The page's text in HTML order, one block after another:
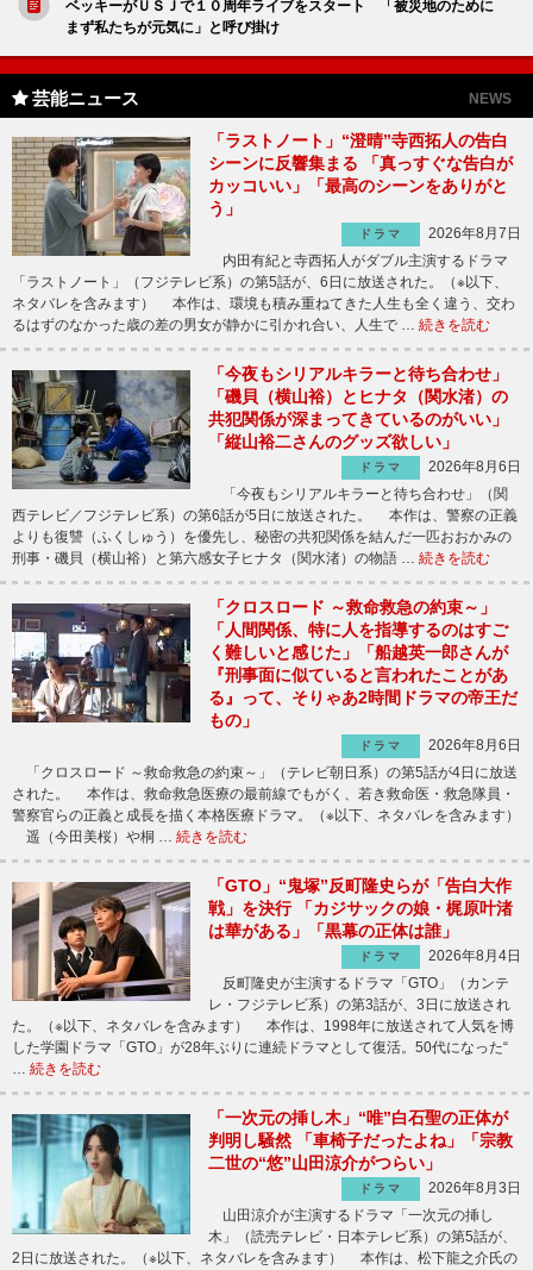
ベッキーがＵＳＪで１０周年ライブをスタート 「被災地のために
まず私たちが元気に」と呼び掛け
芸能ニュース NEWS
「ラストノート」“澄晴”寺西拓人の告白
シーンに反響集まる 「真っすぐな告白が
カッコいい」「最高のシーンをありがと
う」
ドラマ
2026年8月7日
内田有紀と寺西拓人がダブル主演するドラマ
「ラストノート」（フジテレビ系）の第5話が、6日に放送された。（※以下、
ネタバレを含みます） 本作は、環境も積み重ねてきた人生も全く違う、交わ
るはずのなかった歳の差の男女が静かに引かれ合い、人生で … 続きを読む
「今夜もシリアルキラーと待ち合わせ」
「磯貝（横山裕）とヒナタ（関水渚）の
共犯関係が深まってきているのがいい」
「縦山裕二さんのグッズ欲しい」
ドラマ
2026年8月6日
「今夜もシリアルキラーと待ち合わせ」（関
西テレビ／フジテレビ系）の第6話が5日に放送された。 本作は、警察の正義
よりも復讐（ふくしゅう）を優先し、秘密の共犯関係を結んだ一匹おおかみの
刑事・磯貝（横山裕）と第六感女子ヒナタ（関水渚）の物語 … 続きを読む
「クロスロード ～救命救急の約束～」
「人間関係、特に人を指導するのはすご
く難しいと感じた」「船越英一郎さんが
『刑事面に似ていると言われたことがあ
る』って、そりゃあ2時間ドラマの帝王だ
もの」
ドラマ
2026年8月6日
「クロスロード ～救命救急の約束～」（テレビ朝日系）の第5話が4日に放送
された。 本作は、救命救急医療の最前線でもがく、若き救命医・救急隊員・
警察官らの正義と成長を描く本格医療ドラマ。（※以下、ネタバレを含みます）
遥（今田美桜）や桐 … 続きを読む
「GTO」“鬼塚”反町隆史らが「告白大作
戦」を決行 「カジサックの娘・梶原叶渚
は華がある」「黒幕の正体は誰」
ドラマ
2026年8月4日
反町隆史が主演するドラマ「GTO」（カンテ
レ・フジテレビ系）の第3話が、3日に放送され
た。（※以下、ネタバレを含みます） 本作は、1998年に放送されて人気を博
した学園ドラマ「GTO」が28年ぶりに連続ドラマとして復活。50代になった“
… 続きを読む
「一次元の挿し木」“唯”白石聖の正体が
判明し騒然 「車椅子だったよね」「宗教
二世の“悠”山田涼介がつらい」
ドラマ
2026年8月3日
山田涼介が主演するドラマ「一次元の挿し
木」（読売テレビ・日本テレビ系）の第5話が、
2日に放送された。（※以下、ネタバレを含みます） 本作は、松下龍之介氏の